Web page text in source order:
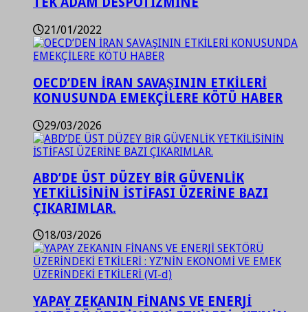
21/01/2022
OECD’DEN İRAN SAVAŞININ ETKİLERİ
KONUSUNDA EMEKÇİLERE KÖTÜ HABER
29/03/2026
ABD’DE ÜST DÜZEY BİR GÜVENLİK
YETKİLİSİNİN İSTİFASI ÜZERİNE BAZI
ÇIKARIMLAR.
18/03/2026
YAPAY ZEKANIN FİNANS VE ENERJİ